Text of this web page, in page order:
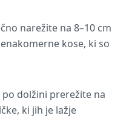
narežite na 8–10 cm
kose, ki so
po dolžini prerežite na
ki jih je lažje